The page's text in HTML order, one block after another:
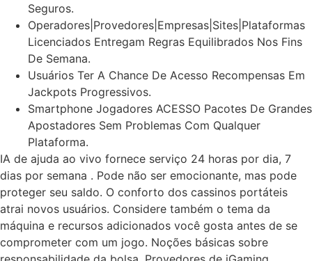
Seguros.
Operadores|Provedores|Empresas|Sites|Plataformas
Licenciados Entregam Regras Equilibrados Nos Fins
De Semana.
Usuários Ter A Chance De Acesso Recompensas Em
Jackpots Progressivos.
Smartphone Jogadores ACESSO Pacotes De Grandes
Apostadores Sem Problemas Com Qualquer
Plataforma.
IA de ajuda ao vivo fornece serviço 24 horas por dia, 7
dias por semana . Pode não ser emocionante, mas pode
proteger seu saldo. O conforto dos cassinos portáteis
atrai novos usuários. Considere também o tema da
máquina e recursos adicionados você gosta antes de se
comprometer com um jogo. Noções básicas sobre